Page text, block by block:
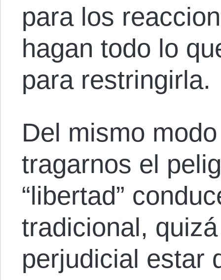
para los
hagan todo lo
para restringirla.
Del mismo
tragarnos el
“libertad”
tradicional,
perjudicial estar